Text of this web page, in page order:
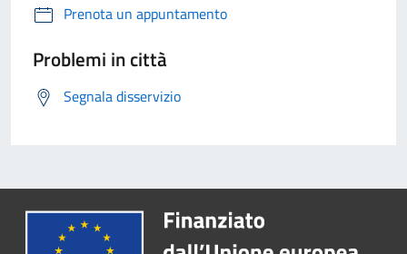
Prenota un appuntamento
Problemi in città
Segnala disservizio